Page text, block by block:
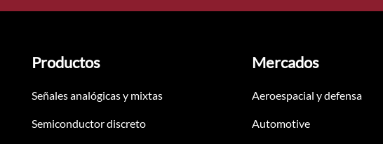
Productos
Señales analógicas y mixtas
Semiconductor discreto
Mercados
Aeroespacial y defensa
Automotive